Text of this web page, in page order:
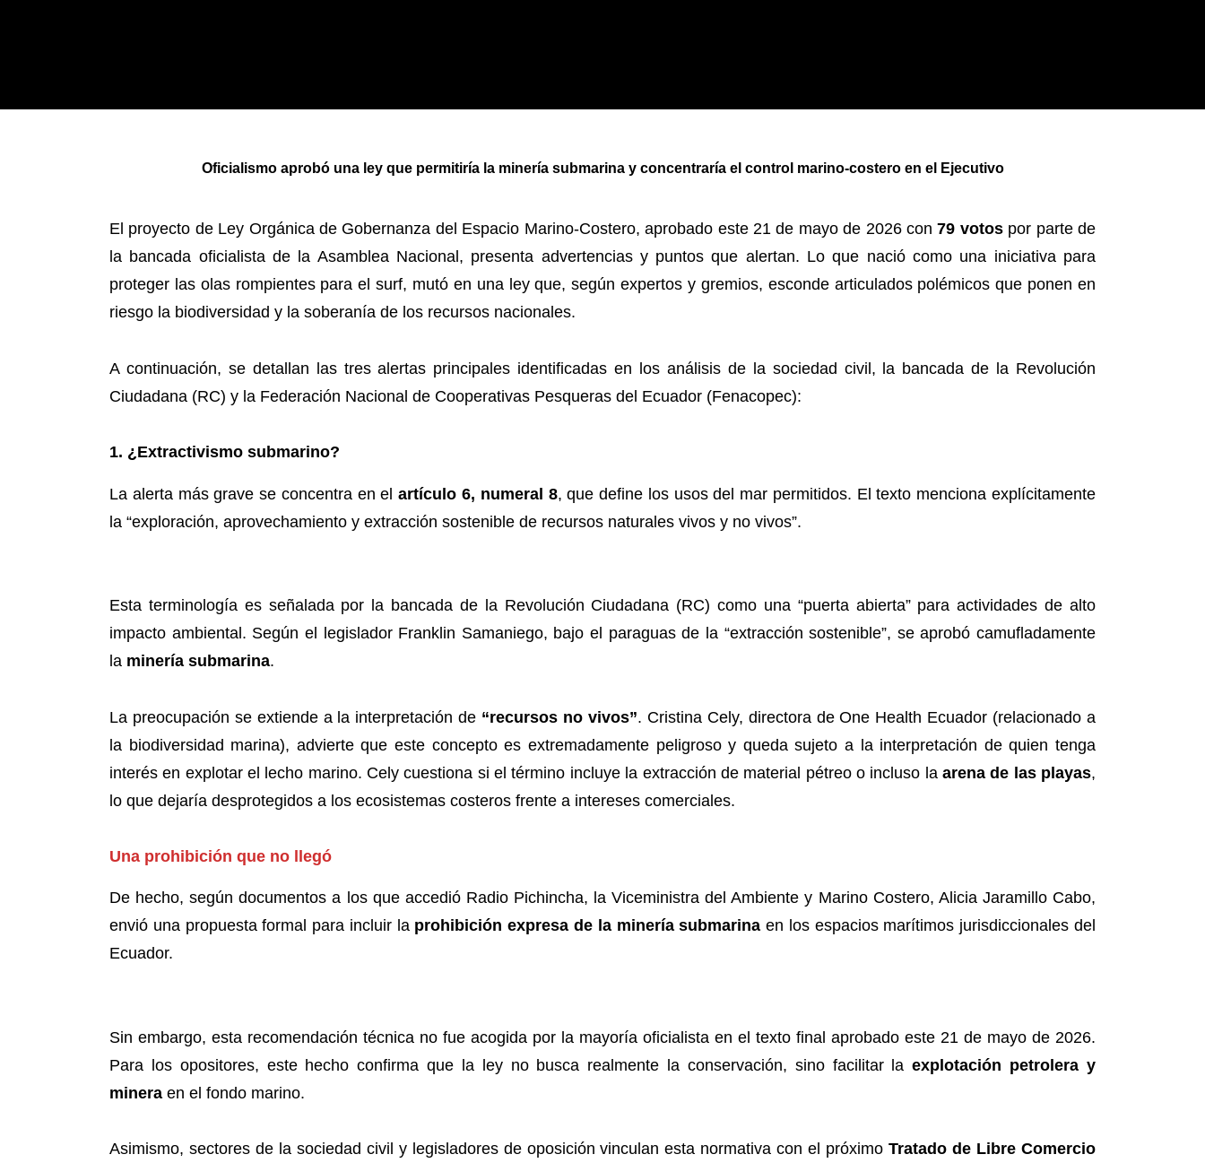
Oficialismo aprobó una ley que permitiría la minería submarina y concentraría el control marino-costero en el Ejecutivo
El proyecto de Ley Orgánica de Gobernanza del Espacio Marino-Costero, aprobado este 21 de mayo de 2026 con79 votos por parte de
la bancada oficialista de la Asamblea Nacional, presenta advertencias y puntos que alertan. Lo que nació como una iniciativa para
proteger las olas rompientes para el surf, mutó en una ley que, según expertos y gremios, esconde articulados polémicos que ponen en
riesgo la biodiversidad y la soberanía de los recursos nacionales.
A continuación, se detallan las tres alertas principales identificadas en los análisis de la sociedad civil, la bancada de la Revolución
Ciudadana (RC) y la Federación Nacional de Cooperativas Pesqueras del Ecuador (Fenacopec):
1. ¿Extractivismo submarino?
La alerta más grave se concentra en elartículo 6, numeral 8, que define los usos del mar permitidos. El texto menciona explícitamente
la “exploración, aprovechamiento y extracción sostenible de recursos naturales vivos y no vivos”.
Esta terminología es señalada por la bancada de la Revolución Ciudadana (RC) como una “puerta abierta” para actividades de alto
impacto ambiental. Según el legislador Franklin Samaniego, bajo el paraguas de la “extracción sostenible”, se aprobó camufladamente
la minería submarina.
La preocupación se extiende a la interpretación de “recursos no vivos”. Cristina Cely, directora de One Health Ecuador (relacionado a
la biodiversidad marina), advierte que este concepto es extremadamente peligroso y queda sujeto a la interpretación de quien tenga
interés en explotar el lecho marino. Cely cuestiona si el término incluye la extracción de material pétreo o incluso la arena de las playas,
lo que dejaría desprotegidos a los ecosistemas costeros frente a intereses comerciales.
Una prohibición que no llegó
De hecho, según documentos a los que accedió Radio Pichincha, la Viceministra del Ambiente y Marino Costero, Alicia Jaramillo Cabo,
envió una propuesta formal para incluir la prohibición expresa de la minería submarina en los espacios marítimos jurisdiccionales del
Ecuador.
Sin embargo, esta recomendación técnica no fue acogida por la mayoría oficialista en el texto final aprobado este 21 de mayo de 2026.
Para los opositores, este hecho confirma que la ley no busca realmente la conservación, sino facilitar laexplotación petrolera y
minera en el fondo marino.
Asimismo, sectores de la sociedad civil y legisladores de oposición vinculan esta normativa con el próximoTratado de Libre Comercio